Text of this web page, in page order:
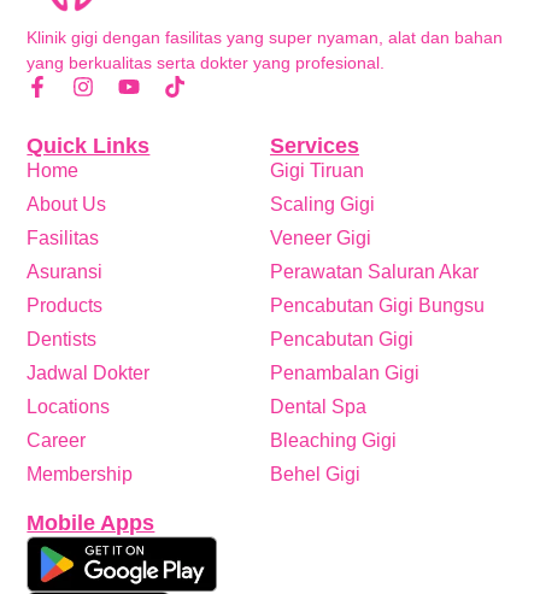
Klinik gigi dengan fasilitas yang super nyaman, alat dan bahan
yang berkualitas serta dokter yang profesional.
Services
Gigi Tiruan
Scaling Gigi
Veneer Gigi
Perawatan Saluran Akar
Pencabutan Gigi Bungsu
Pencabutan Gigi
Penambalan Gigi
Dental Spa
Bleaching Gigi
Behel Gigi
Quick Links
Home
About Us
Fasilitas
Asuransi
Products
Dentists
Jadwal Dokter
Locations
Career
Membership
Mobile Apps